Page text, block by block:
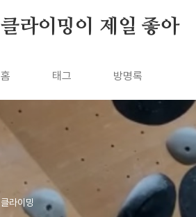
클라이밍이 제일 좋아
홈 태그 방명록
클라이밍